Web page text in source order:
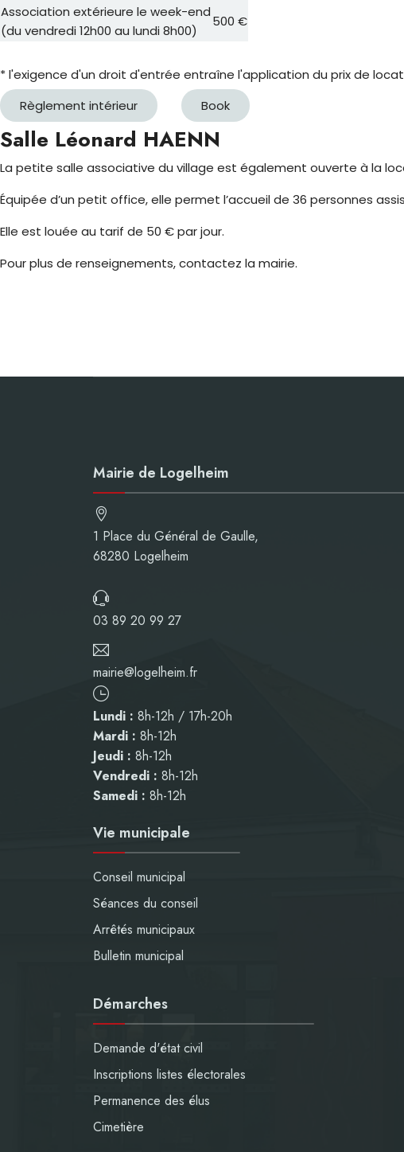
Association extérieure le week-end
(du vendredi 12h00 au lundi 8h00)
500 €
* l'exigence d'un droit d'entrée entraîne l'application du prix de
Règlement intérieur
Book
Salle Léonard HAENN
La petite salle associative du village est également ouverte à la
Équipée d’un petit office, elle permet l’accueil de 36 personnes
Elle est louée au tarif de 50 € par jour.
Pour plus de renseignements, contactez la mairie.
Mairie de Logelheim
1 Place du Général de Gaulle,
68280 Logelheim
03 89 20 99 27
mairie@logelheim.fr
Lundi : 8h-12h / 17h-20h
Mardi : 8h-12h
Jeudi : 8h-12h
Vendredi : 8h-12h
Samedi : 8h-12h
Vie municipale
Conseil municipal
Séances du conseil
Arrêtés municipaux
Bulletin municipal
Démarches
Demande d'état civil
Inscriptions listes électorales
Permanence des élus
Cimetière